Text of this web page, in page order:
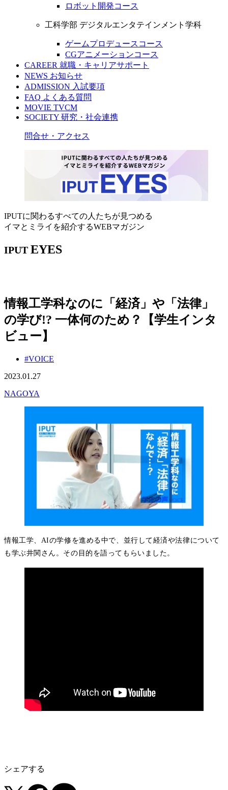
ロボット開発コース
工科学部 デジタルエンタテインメント学科
ゲームプロデュースコース
CGアニメーションコース
CAREER 就職・キャリアサポート
NEWS お知らせ
ADMISSION 入試要項
FAQ よくある質問
MOVIE TVCM
SOCIETY 研究・社会連携
問合せ・アクセス
IPUTに関わるすべての人たちが見つめる
イマとミライを紹介するWEBマガジン
IPUT EYES
情報工学科なのに「経済」や「法律」
の学び!? 一体何のため？【学生インタ
ビュー】
#VOICE
2023.01.27
NAGOYA
情報工学、AIの学修を進める中で、並行して経済や法律について
も学ぶ井関さん。その目的を語ってもらいました。
シェアする